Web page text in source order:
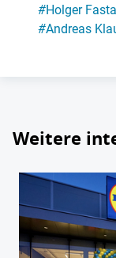
#Holger
#Andreas
Weitere